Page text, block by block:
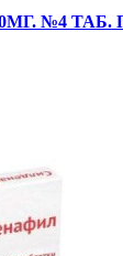
№4 ТАБ.